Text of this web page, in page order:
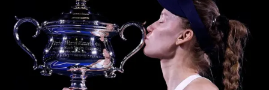
ВЕЛОСПОРТ
ЧМ-2026
ДРУГИЕ